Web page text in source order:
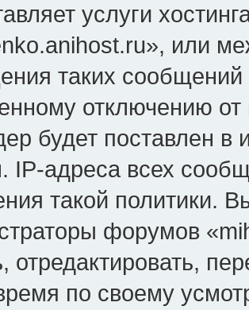
услуги
или
таких
отключению
будет поставлен в
IP-адреса всех
такой политики.
форумов
отредактировать,
по своему